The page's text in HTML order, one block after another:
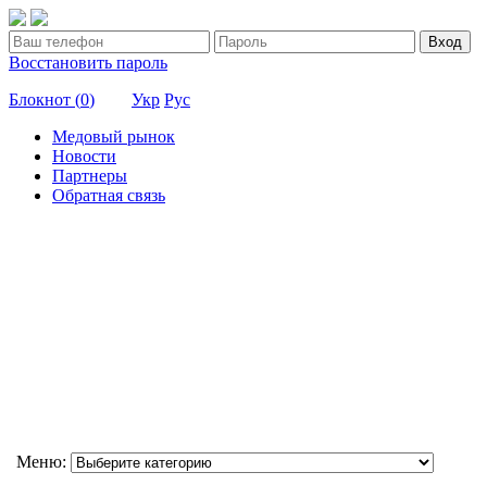
Вход
Восстановить пароль
Блокнот (0) Укр Рус
Медовый рынок
Новости
Партнеры
Обратная связь
Меню: